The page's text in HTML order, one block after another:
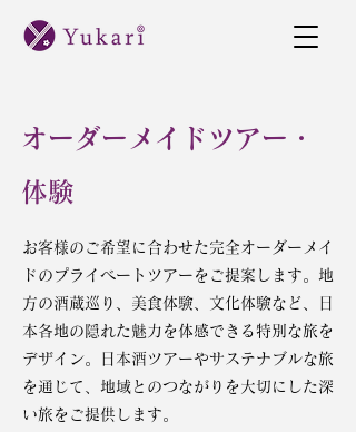
オーダーメイドツアー・
体験
お客様のご希望に合わせた完全オーダーメイ
ドのプライベートツアーをご提案します。地
方の酒蔵巡り、美食体験、文化体験など、日
本各地の隠れた魅力を体感できる特別な旅を
デザイン。
日本酒ツアーやサステナブルな旅
を通じて、地域とのつながりを大切にした深
い旅をご提供します。